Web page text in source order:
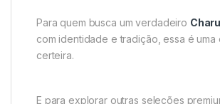
Para quem busca um verdadeiro
com identidade e tradição, essa é uma
certeira.
E para explorar outras seleções